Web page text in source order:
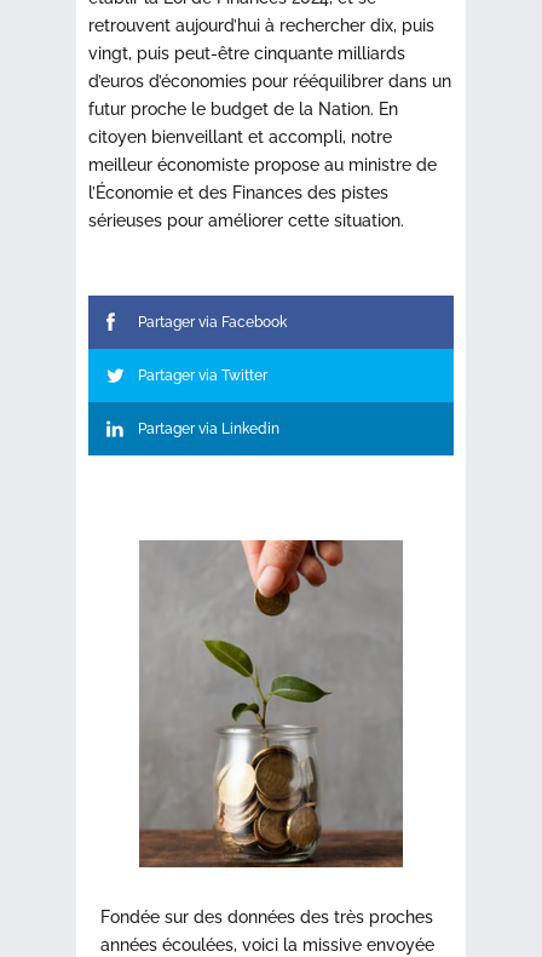
retrouvent aujourd’hui à rechercher dix, puis
vingt, puis peut-être cinquante milliards
d’euros d’économies pour rééquilibrer dans un
futur proche le budget de la Nation. En
citoyen bienveillant et accompli, notre
meilleur économiste propose au ministre de
l’Économie et des Finances des pistes
sérieuses pour améliorer cette situation.
Partager via Facebook
Partager via Twitter
Partager via Linkedin
Fondée sur des données des très proches
années écoulées, voici la missive envoyée